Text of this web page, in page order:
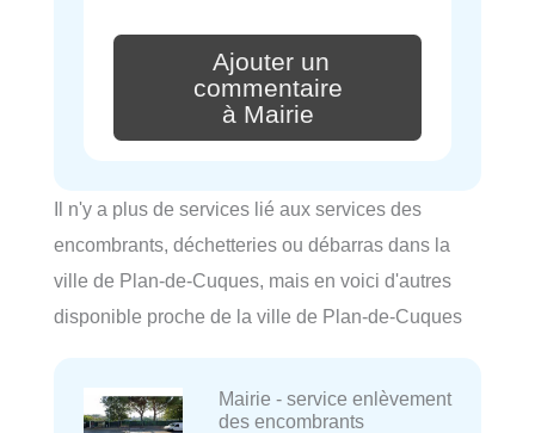
Ajouter un
commentaire
à Mairie
Il n'y a plus de services lié aux services des
encombrants, déchetteries ou débarras dans la
ville de Plan-de-Cuques, mais en voici d'autres
disponible proche de la ville de Plan-de-Cuques
Mairie - service enlèvement
des encombrants